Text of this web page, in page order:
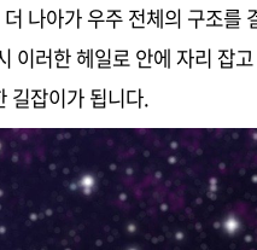
나아가 우주 전체의 구조를
이러한 헤일로 안에 자리 잡
길잡이가 됩니다.